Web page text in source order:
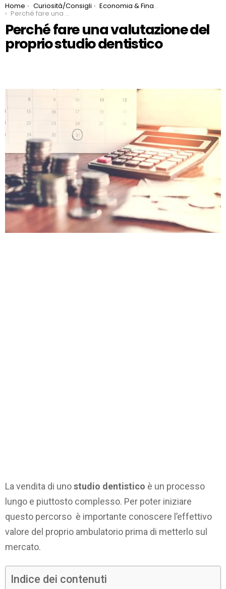
You are here:
Home Curiosità/Consigli Economia & Finanza
Perché fare una valutazione del proprio studio dentistico
Perché fare una valutazione del
proprio studio dentistico
La vendita di unostudio dentistico è un processo
lungo e piuttosto complesso. Per poter iniziare
questo percorso è importante conoscere l’effettivo
valore del proprio ambulatorio prima di metterlo sul
mercato.
Indice dei contenuti